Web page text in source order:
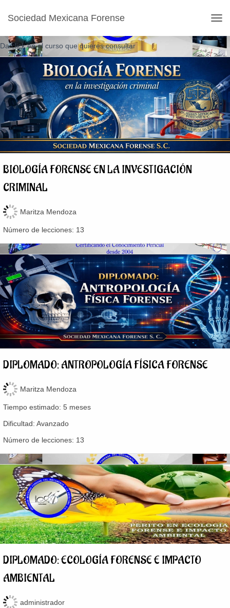
Sociedad Mexicana Forense
ÁREA BIOLÓGICA
Da click en el curso que quieres consultar
BIOLOGÍA FORENSE EN LA INVESTIGACIÓN
CRIMINAL
Maritza Mendoza
Número de lecciones: 13
DIPLOMADO: ANTROPOLOGÍA FÍSICA FORENSE
Maritza Mendoza
Tiempo estimado: 5 meses
Dificultad: Avanzado
Número de lecciones: 13
DIPLOMADO: ECOLOGÍA FORENSE E IMPACTO
AMBIENTAL
administrador